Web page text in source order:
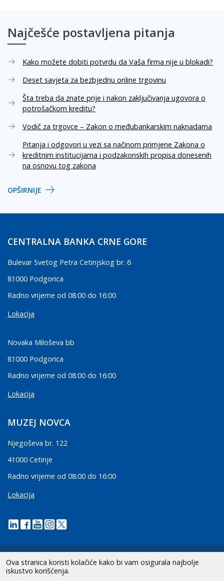
Ova stranica koristi kolačiće kako bi vam osigurala najbolje
iskustvo korišćenja.
Najčešće postavljena pitanja
Kako možete dobiti potvrdu da Vaša firma nije u blokadi?
Deset savjeta za bezbjednu online trgovinu
Šta treba da znate prije i nakon zaključivanja ugovora o
potrošačkom kreditu?
Vodič za trgovce – Zakon o međubankarskim naknadama
Pitanja i odgovori u vezi sa načinom primjene Zakona o
kreditnim institucijama i podzakonskih propisa donesenih
na osnovu tog zakona
OPŠIRNIJE
CENTRALNA BANKA CRNE GORE
Bulevar Svetog Petra Cetinjskog br. 6
81000 Podgorica
Radno vrijeme od 08:00 do 16:00
Lokacija
Novaka Miloševa bb
81000 Podgorica
Radno vrijeme od 08:00 do 16:00
Lokacija
MUZEJ NOVCA
Njegoševa br. 122
41000 Cetinje
Radno vrijeme od 08:00 do 16:00
Lokacija